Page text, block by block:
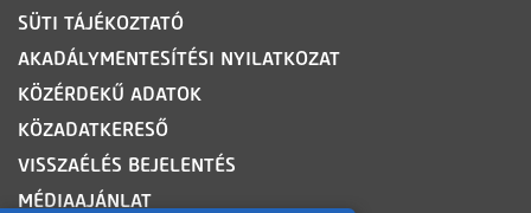
SÜTI TÁJÉKOZTATÓ
AKADÁLYMENTESÍTÉSI NYILATKOZAT
KÖZÉRDEKŰ ADATOK
KÖZADATKERESŐ
VISSZAÉLÉS BEJELENTÉS
MÉDIAAJÁNLAT